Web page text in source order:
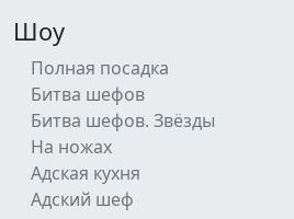
Шоу
Полная посадка
Битва шефов
Битва шефов. Звёзды
На ножах
Адская кухня
Адский шеф